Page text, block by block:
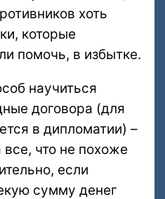
хоть
которые
помочь, в избытке.
научиться
договора (для
в дипломатии) –
все, что не похоже
если
сумму денег